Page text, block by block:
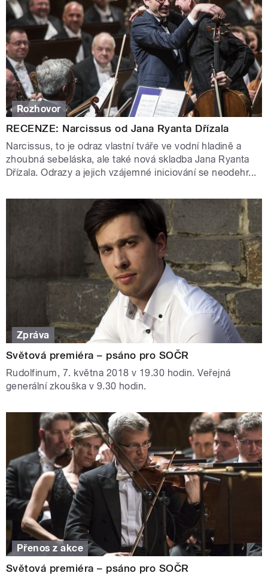
Rozhovor
RECENZE: Narcissus od Jana Ryanta Dřízala
Narcissus, to je odraz vlastní tváře ve vodní hladině a
zhoubná sebeláska, ale také nová skladba Jana Ryanta
Dřízala. Odrazy a jejich vzájemné iniciování se neodehr...
Zpráva
Světová premiéra – psáno pro SOČR
Rudolfinum, 7. května 2018 v 19.30 hodin. Veřejná
generální zkouška v 9.30 hodin.
Přenos z akce
Světová premiéra – psáno pro SOČR